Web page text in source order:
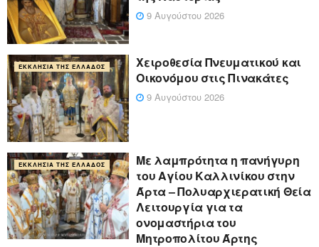
9 Αυγούστου 2026
ΕΚΚΛΗΣΊΑ ΤΗΣ ΕΛΛΆΔΟΣ
Χειροθεσία Πνευματικού και
Οικονόμου στις Πινακάτες
9 Αυγούστου 2026
ΕΚΚΛΗΣΊΑ ΤΗΣ ΕΛΛΆΔΟΣ
Με λαμπρότητα η πανήγυρη
του Αγίου Καλλινίκου στην
Άρτα – Πολυαρχιερατική Θεία
Λειτουργία για τα
ονομαστήρια του
Μητροπολίτου Άρτης